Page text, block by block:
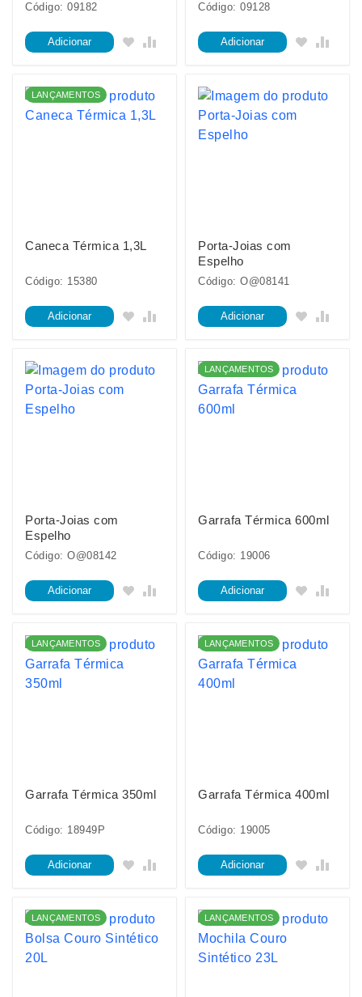
Código: 09182
Adicionar
Código: 09128
Adicionar
LANÇAMENTOS
Caneca Térmica 1,3L
Código: 15380
Adicionar
Porta-Joias com
Espelho
Código: O@08141
Adicionar
Porta-Joias com
Espelho
Código: O@08142
Adicionar
LANÇAMENTOS
Garrafa Térmica 600ml
Código: 19006
Adicionar
LANÇAMENTOS
Garrafa Térmica 350ml
Código: 18949P
Adicionar
LANÇAMENTOS
Garrafa Térmica 400ml
Código: 19005
Adicionar
LANÇAMENTOS LANÇAMENTOS